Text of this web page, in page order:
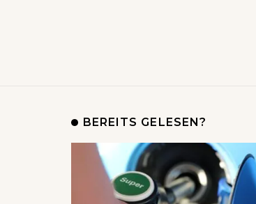
BEREITS GELESEN?